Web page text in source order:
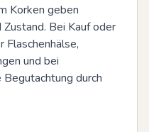
Korken geben
Bei Kauf oder
Flaschenhälse,
und bei
durch